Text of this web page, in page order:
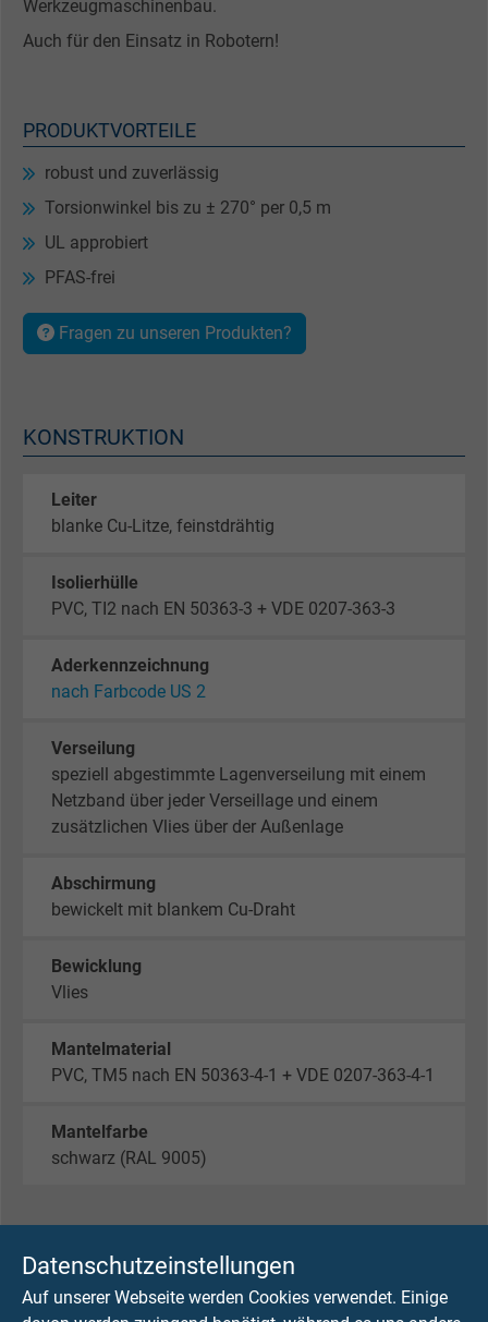
Datenschutzeinstellungen
Auf unserer Webseite werden Cookies verwendet. Einige
Werkzeugmaschinenbau.
Auch für den Einsatz in Robotern!
PRODUKTVORTEILE
robust und zuverlässig
Torsionwinkel bis zu ± 270° per 0,5 m
UL approbiert
PFAS-frei
Fragen zu unseren Produkten?
KONSTRUKTION
Leiter
blanke Cu-Litze, feinstdrähtig
Isolierhülle
PVC, TI2 nach EN 50363-3 + VDE 0207-363-3
Aderkennzeichnung
nach Farbcode US 2
Verseilung
speziell abgestimmte Lagenverseilung mit einem
Netzband über jeder Verseillage und einem
zusätzlichen Vlies über der Außenlage
Abschirmung
bewickelt mit blankem Cu-Draht
Bewicklung
Vlies
Mantelmaterial
PVC, TM5 nach EN 50363-4-1 + VDE 0207-363-4-1
Mantelfarbe
schwarz (RAL 9005)
TECHNISCHE DATEN
Betriebsspitzenspannung